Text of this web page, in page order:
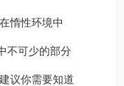
惰性环境中
不可少的部分
议你需要知道